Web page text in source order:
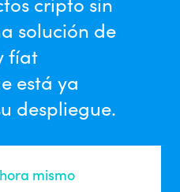
solución de
fíat
está ya
despliegue.
mismo